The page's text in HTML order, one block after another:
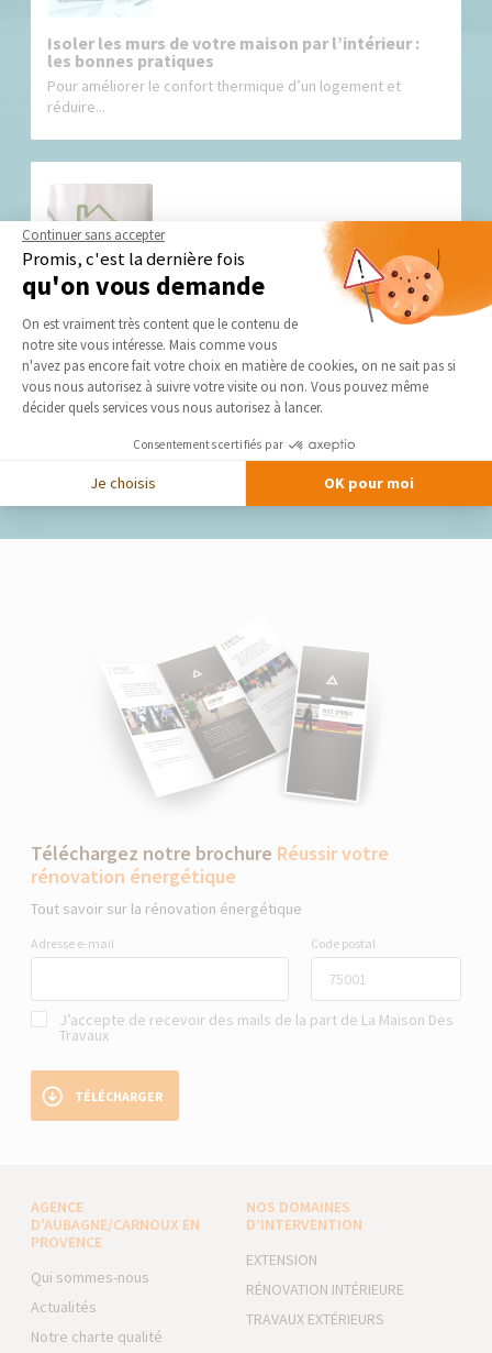
Isoler les murs de votre maison par l’intérieur :
les bonnes pratiques
Pour améliorer le confort thermique d’un logement et
réduire...
L’isolation de maison sur Aubagne, Cassis, La
Ciotat : le confort, sinon rien !
Incontournable dans la construction neuve comme en
rénovation, l’isolation est la pierre...
Téléchargez notre brochure Réussir votre
rénovation énergétique
Tout savoir sur la rénovation énergétique
Adresse e-mail Code postal
J’accepte de recevoir des mails de la part de La Maison Des
Travaux
TÉLÉCHARGER
AGENCE
D'AUBAGNE/CARNOUX EN
PROVENCE
Qui sommes-nous
Actualités
Notre charte qualité
NOS DOMAINES
D’INTERVENTION
EXTENSION
RÉNOVATION INTÉRIEURE
TRAVAUX EXTÉRIEURS
Continuer sans accepter
Promis, c'est la dernière fois
qu'on vous demande
Plateforme de Gestion du
On est vraiment très content que le contenu de
notre site vous intéresse. Mais comme vous
n'avez pas encore fait votre choix en matière de cookies, on ne sait pas si
vous nous autorisez à suivre votre visite ou non. Vous pouvez même
décider quels services vous nous autorisez à lancer.
Consentements certifiés par
Je choisis OK pour moi
Axeptio consent